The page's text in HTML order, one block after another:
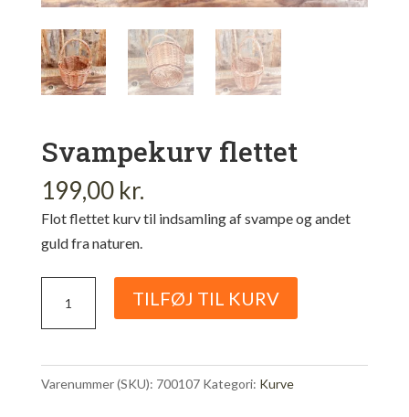
Svampekurv flettet
199,00 kr.
Flot flettet kurv til indsamling af svampe og andet
guld fra naturen.
flettet
TILFØJ TIL KURV
Varenummer (SKU): 700107 Kategori: Kurve